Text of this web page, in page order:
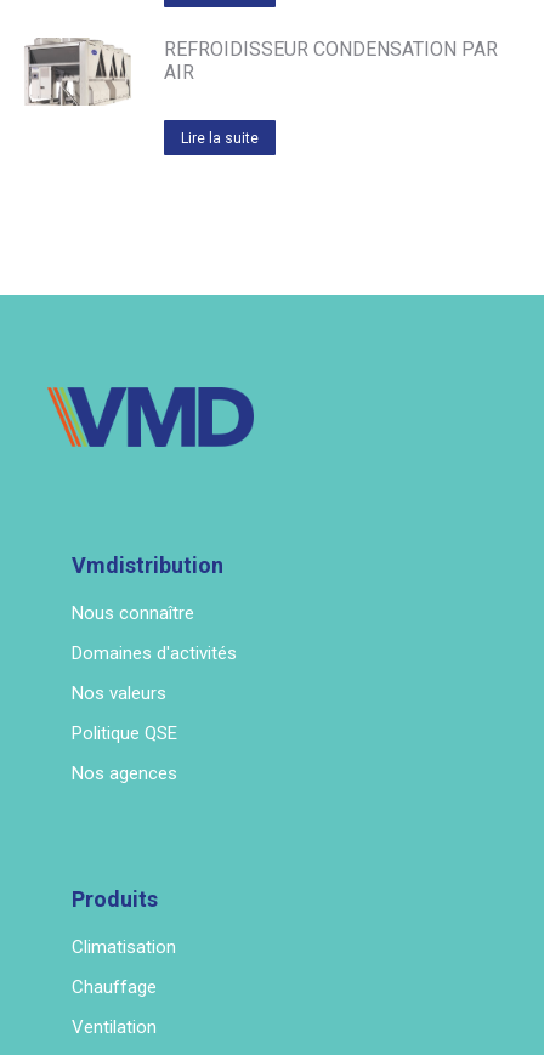
REFROIDISSEUR CONDENSATION PAR
AIR
Lire la suite
Vmdistribution
Nous connaître
Domaines d'activités
Nos valeurs
Politique QSE
Nos agences
Produits
Climatisation
Chauffage
Ventilation